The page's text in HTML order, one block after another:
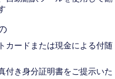
カードまたは現金による付随
付き身分証明書をご提示いた